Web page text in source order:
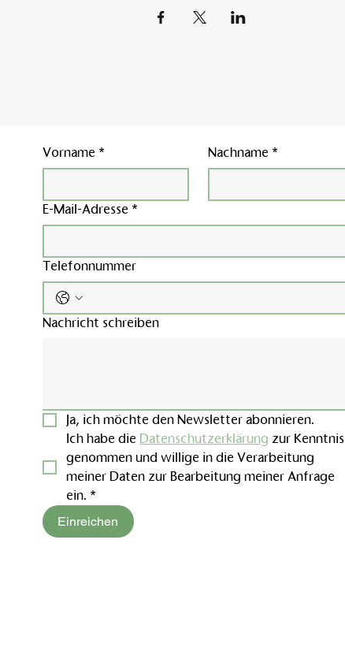
Vorname * Nachname *
E-Mail-Adresse *
Telefonnummer
Nachricht schreiben
Ja, ich möchte den Newsletter abonnieren.
Ich habe die Datenschutzerklärung zur Kenntnis
genommen und willige in die Verarbeitung
meiner Daten zur Bearbeitung meiner Anfrage
ein. *
Einreichen